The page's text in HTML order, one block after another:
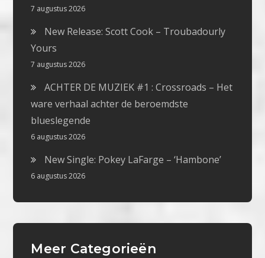
7 augustus 2026
New Release: Scott Cook – Troubadourly
Yours
7 augustus 2026
ACHTER DE MUZIEK #1 : Crossroads – Het
ware verhaal achter de beroemdste
blueslegende
6 augustus 2026
New Single: Pokey LaFarge – ‘Hambone’
6 augustus 2026
Meer Categorieën